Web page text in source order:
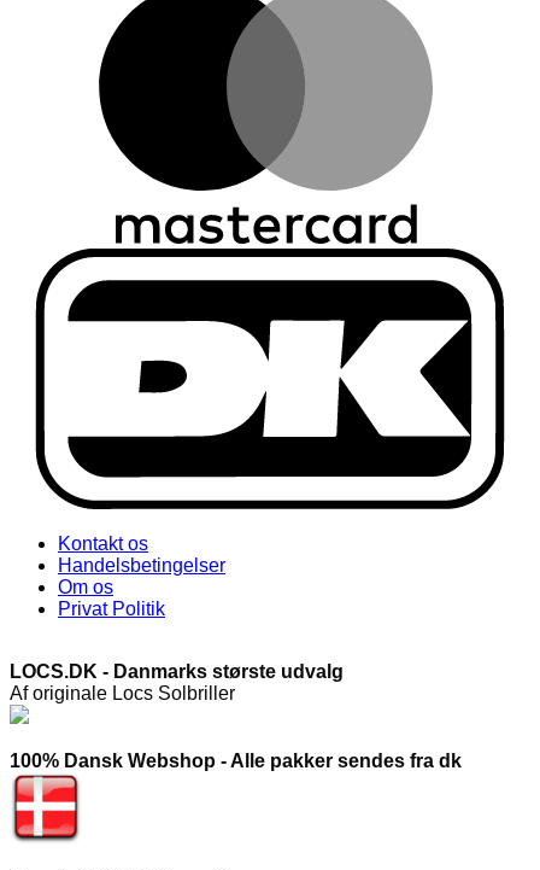
Kontakt os
Handelsbetingelser
Om os
Privat Politik
LOCS.DK - Danmarks største udvalg
Af originale Locs Solbriller
100% Dansk Webshop - Alle pakker sendes fra dk